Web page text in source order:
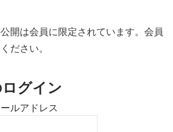
開は会員に限定されています。会員
ださい。
グイン
ルアドレス